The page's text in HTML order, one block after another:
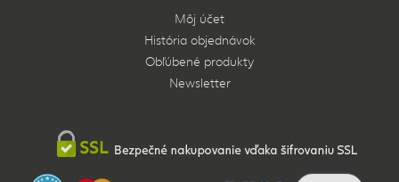
Môj účet
História objednávok
Obľúbené produkty
Newsletter